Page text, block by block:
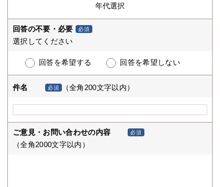
回答の不要・必要 必須
選択してください
回答を希望する 回答を希望しない
件名 必須 （全角200文字以内）
ご意見・お問い合わせの内容 必須
（全角2000文字以内）